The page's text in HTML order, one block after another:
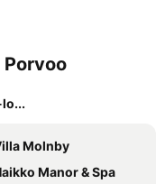
Molnby
Manor & Spa